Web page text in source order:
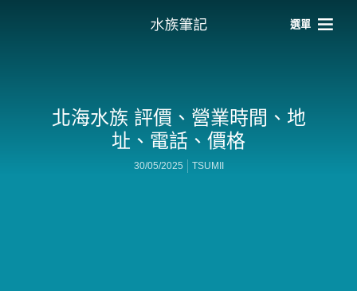
選單
北海水族 評價、營業時間、地
址、電話、價格
30/05/2025 TSUMII